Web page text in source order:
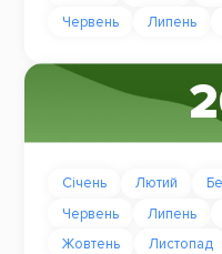
Червень
Липень
Січень Лютий
Червень
Липень
Жовтень
Листопад